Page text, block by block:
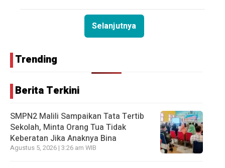
Selanjutnya
Trending
Berita Terkini
SMPN2 Malili Sampaikan Tata Tertib
Sekolah, Minta Orang Tua Tidak
Keberatan Jika Anaknya Bina
Agustus 5, 2026 | 3:26 am WIB